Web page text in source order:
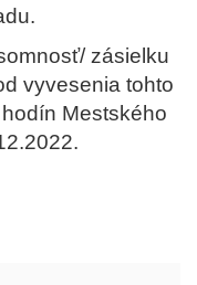
zásielku
vyvesenia tohto
Mestského